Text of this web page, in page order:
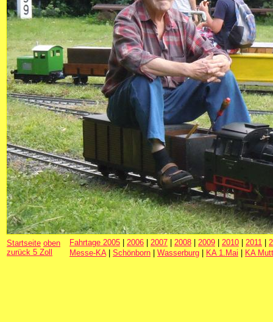
Startseite oben
zurück 5 Zoll
Fahrtage 2005 2006 2007 2008 2009 2010 2011
Messe-KA| Schönborn Wasserburg KA 1.Mai KA